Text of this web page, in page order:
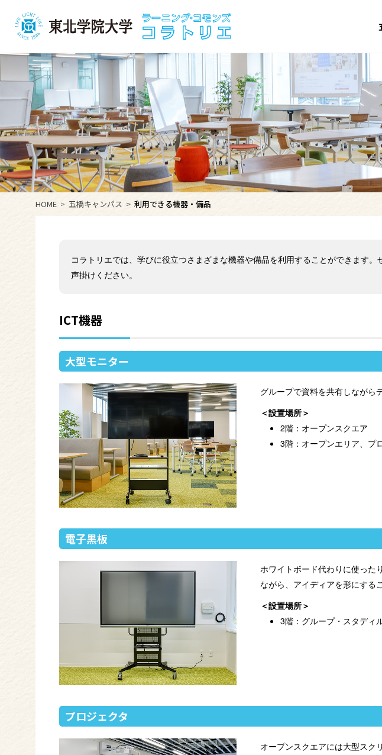
HOME 五橋キャンパス 利用できる機器・備品
コラトリエでは、学びに役立つさまざまな機器や備品を利用することができます
声掛けください。
ICT機器
大型モニター
グループで資料を共有しながら
設置場所
2階：オープンスクエア
3階：オープンエリア、プ
電子黒板
ホワイトボード代わりに使った
ながら、アイディアを形にする
設置場所
3階：グループ・スタディ
プロジェクタ
オープンスクエアには大型スク